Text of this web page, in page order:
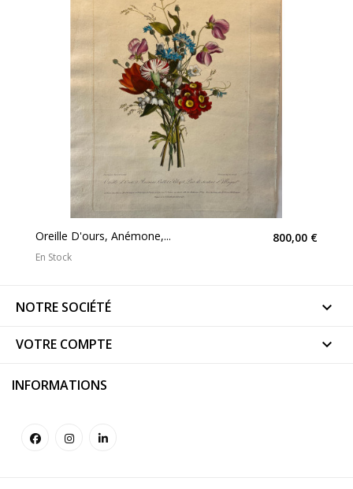
Oreille D'ours, Anémone,... 800,00 €
En Stock
NOTRE SOCIÉTÉ 
VOTRE COMPTE 
INFORMATIONS